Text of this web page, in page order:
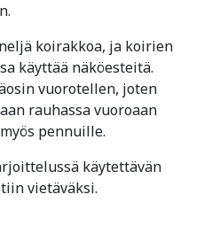
koirakkoa, ja koirien
käyttää näköesteitä.
vuorotellen, joten
rauhassa vuoroaan
pennuille.
käytettävän
vietäväksi.